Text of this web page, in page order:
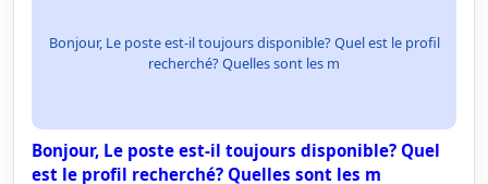
Bonjour, Le poste est-il toujours disponible? Quel est le profil
recherché? Quelles sont les m
Bonjour, Le poste est-il toujours disponible? Quel
est le profil recherché? Quelles sont les m